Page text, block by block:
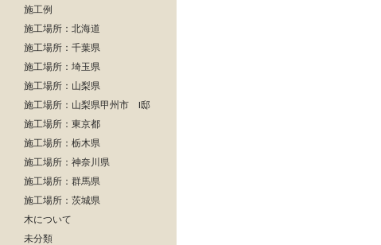
施工例
施工場所：北海道
施工場所：千葉県
施工場所：埼玉県
施工場所：山梨県
施工場所：山梨県甲州市 I邸
施工場所：東京都
施工場所：栃木県
施工場所：神奈川県
施工場所：群馬県
施工場所：茨城県
木について
未分類